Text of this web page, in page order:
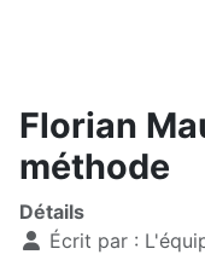
Florian
méthode
Détails
Écrit par :